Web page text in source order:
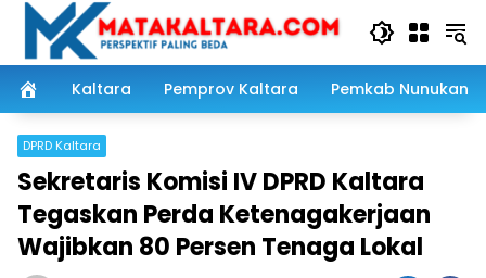
Langsung
konten
Kaltara
Pemprov Kaltara Pemkab Nunukan
DPRD Kaltara
Sekretaris Komisi IV DPRD Kaltara
Tegaskan Perda Ketenagakerjaan
Wajibkan 80 Persen Tenaga Lokal